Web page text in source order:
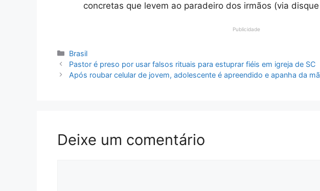
concretas que levem ao paradeiro dos irmãos (via
Publicidade
Categorias
Brasil
Pastor é preso por usar falsos rituais para estuprar fiéis em igreja de SC
Após roubar celular de jovem, adolescente é apreendido e apanha da
Deixe um comentário